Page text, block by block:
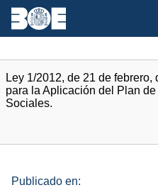
Ley 1/2012, de 21 de
para la Aplicación del Plan
Sociales.
Publicado en: